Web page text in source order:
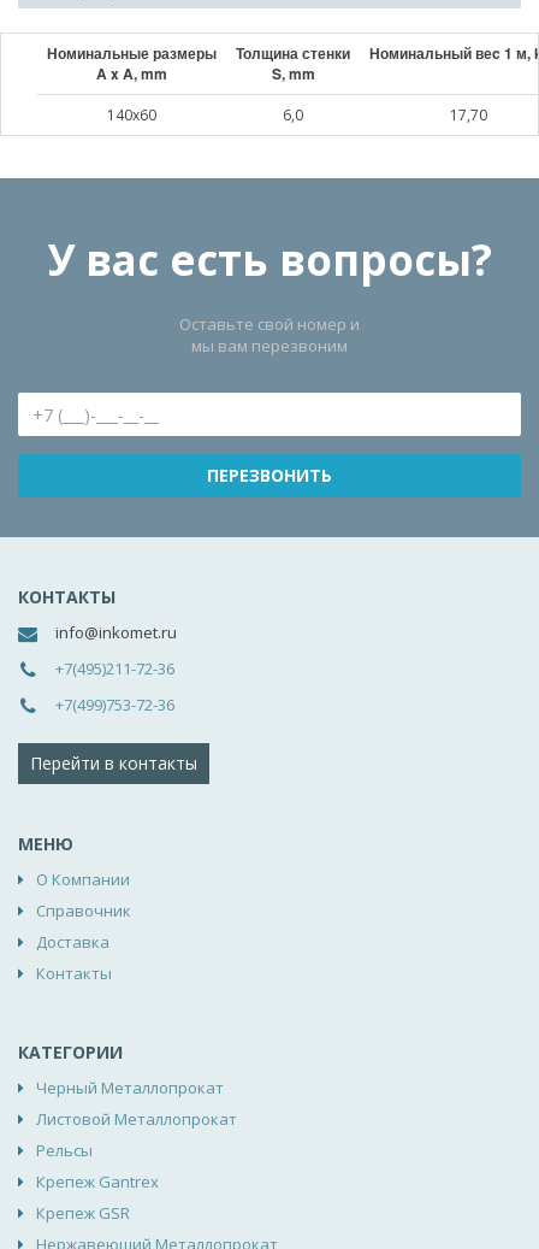
Номинальные размеры
A x A, mm
Толщина стенки
S, mm
Номинальный веc 1 м,
140x60 6,0 17,70
У вас есть вопросы?
Оставьте свой номер и
мы вам перезвоним
КОНТАКТЫ
info@inkomet.ru
+7(495)211-72-36
+7(499)753-72-36
Перейти в контакты
МЕНЮ
О Компании
Справочник
Доставка
Контакты
КАТЕГОРИИ
Черный Металлопрокат
Листовой Металлопрокат
Рельсы
Крепеж Gantrex
Крепеж GSR
Нержавеющий Металлопрокат